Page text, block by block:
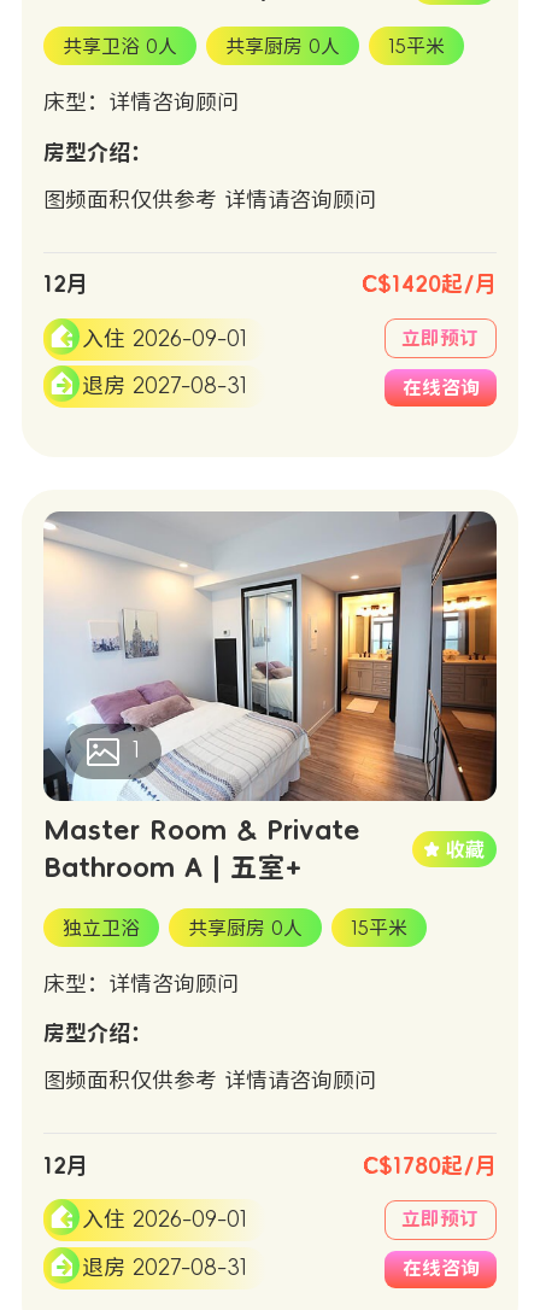
共享卫浴 0人 共享厨房 0人 15平米
床型：详情咨询顾问
房型介绍：
图频面积仅供参考 详情请咨询顾问
12月 C$1420起/月
入住 2026-09-01
退房 2027-08-31
立即预订
在线咨询
Master Room & Private
Bathroom A | 五室+
独立卫浴 共享厨房 0人 15平米
床型：详情咨询顾问
房型介绍：
图频面积仅供参考 详情请咨询顾问
12月 C$1780起/月
入住 2026-09-01
退房 2027-08-31
立即预订
在线咨询